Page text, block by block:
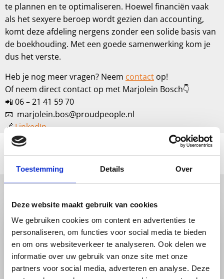
Toestemming Details Over
Deze website maakt gebruik van cookies
We gebruiken cookies om content en advertenties te
personaliseren, om functies voor social media te bieden
en om ons websiteverkeer te analyseren. Ook delen we
informatie over uw gebruik van onze site met onze
partners voor social media, adverteren en analyse. Deze
te plannen en te optimaliseren. Hoewel financiën vaak
als het sexyere beroep wordt gezien dan accounting,
komt deze afdeling nergens zonder een solide basis van
de boekhouding. Met een goede samenwerking kom je
dus het verste.
Heb je nog meer vragen? Neem contact op!
Of neem direct contact op met Marjolein Bosch👇
📲 06 – 21 41 59 70
📧 marjolein.bos@proudpeople.nl
🔗LinkedIn
Deel deze blog!
Delen
via:
Delen
via:
via:
Delen
via:
Delen
via:
Meer blogs lezen?
meer
over
𝗘𝗲𝗻
𝗯𝗹𝗶𝗸
𝗼𝗽